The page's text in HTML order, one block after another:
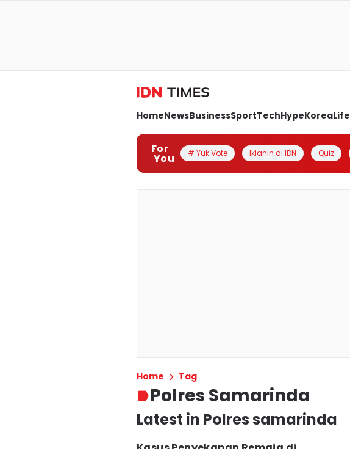
HomeNewsBusinessSportTechHypeKoreaLife
For
You # Yuk Vote Iklanin di IDN Quiz
Home Tag
Polres Samarinda
Latest in Polres samarinda